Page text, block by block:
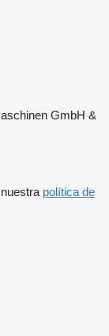
GmbH &
política de